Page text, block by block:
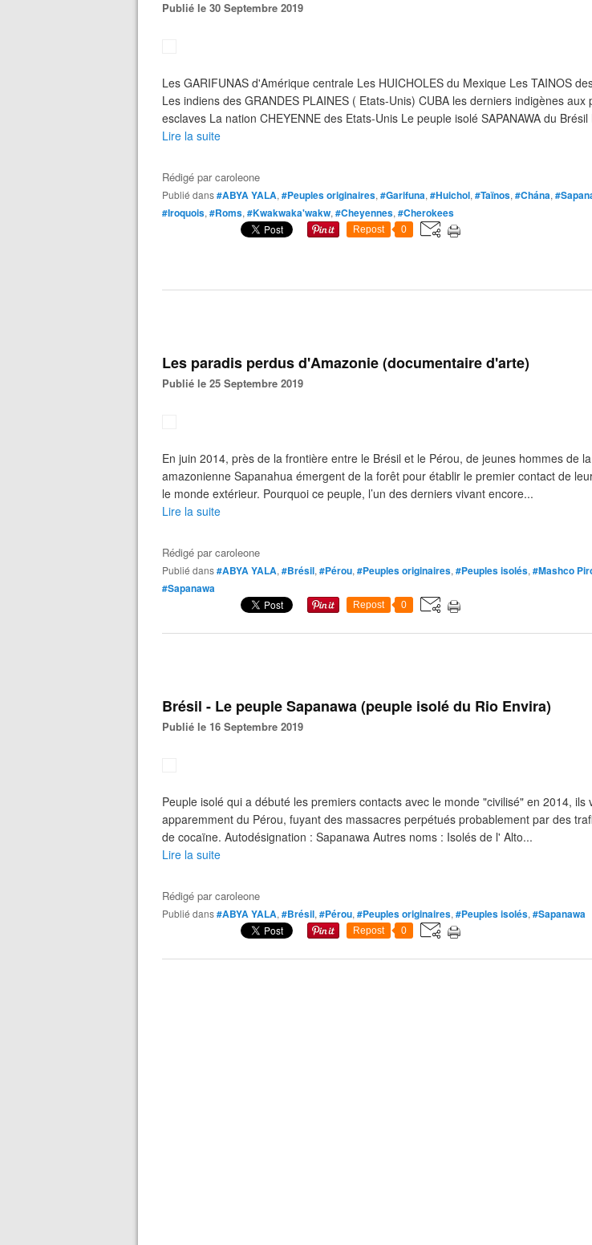
Publié le 30 Septembre 2019
Les GARIFUNAS d'Amérique centrale Les HUICHOLES du Mexique Les TAINOS
Les indiens des GRANDES PLAINES ( Etats-Unis) CUBA les derniers indigènes aux
esclaves La nation CHEYENNE des Etats-Unis Le peuple isolé SAPANAWA du Brésil
Lire la suite
Rédigé parcaroleone
Publié dans#ABYA YALA, #Peuples originaires, #Garifuna, #Huichol, #Taïnos, #Chána,
#Iroquois, #Roms, #Kwakwaka'wakw, #Cheyennes, #Cherokees
Repost 0
Les paradis perdus d'Amazonie (documentaire d'arte)
Publié le 25 Septembre 2019
En juin 2014, près de la frontière entre le Brésil et le Pérou, de jeunes hommes de
amazonienne Sapanahua émergent de la forêt pour établir le premier contact de
le monde extérieur. Pourquoi ce peuple, l’un des derniers vivant encore...
Lire la suite
Rédigé parcaroleone
Publié dans#ABYA YALA, #Brésil, #Pérou, #Peuples originaires, #Peuples isolés, #Mashco
#Sapanawa
Repost 0
Brésil - Le peuple Sapanawa (peuple isolé du Rio Envira)
Publié le 16 Septembre 2019
Peuple isolé qui a débuté les premiers contacts avec le monde "civilisé" en 2014, ils
apparemment du Pérou, fuyant des massacres perpétués probablement par des
de cocaïne. Autodésignation : Sapanawa Autres noms : Isolés de l' Alto...
Lire la suite
Rédigé parcaroleone
Publié dans#ABYA YALA, #Brésil, #Pérou, #Peuples originaires, #Peuples isolés, #Sapanawa
Repost 0